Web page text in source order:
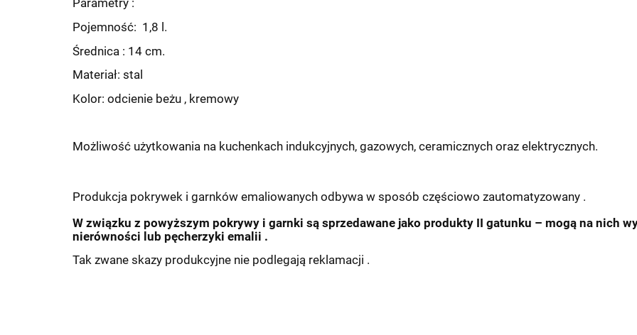
Parametry :
Pojemność: 1,8 l.
Średnica : 14 cm.
Materiał: stal
Kolor: odcienie beżu , kremowy
Możliwość użytkowania na kuchenkach indukcyjnych, gazowych, ceramicznych oraz elektrycznych.
Produkcja pokrywek i garnków emaliowanych odbywa w sposób częściowo zautomatyzowany .
W związku z powyższym pokrywy i garnki są sprzedawane jako produkty II gatunku – mogą na nich
nierówności lub pęcherzyki emalii .
Tak zwane skazy produkcyjne nie podlegają reklamacji .